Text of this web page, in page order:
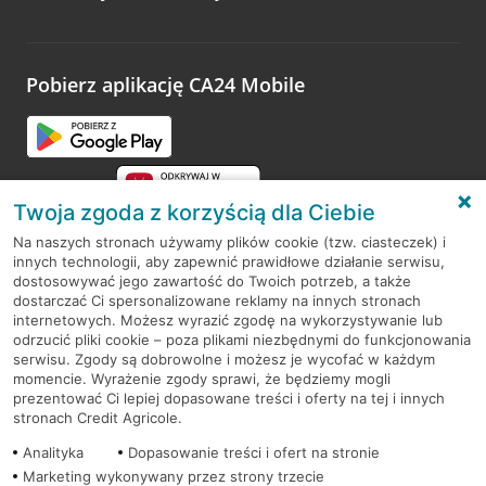
opinie.
Pobierz aplikację CA24 Mobile
RODO
Regulamin serwisu
Mapa serwisu
PolitykaCookies
Twoja zgoda z korzyścią dla Ciebie
Na naszych stronach używamy plików cookie (tzw. ciasteczek) i
innych technologii, aby zapewnić prawidłowe działanie serwisu,
dostosowywać jego zawartość do Twoich potrzeb, a także
dostarczać Ci spersonalizowane reklamy na innych stronach
internetowych. Możesz wyrazić zgodę na wykorzystywanie lub
odrzucić pliki cookie – poza plikami niezbędnymi do funkcjonowania
serwisu. Zgody są dobrowolne i możesz je wycofać w każdym
momencie. Wyrażenie zgody sprawi, że będziemy mogli
prezentować Ci lepiej dopasowane treści i oferty na tej i innych
stronach Credit Agricole.
Analityka
Dopasowanie treści i ofert na stronie
Marketing wykonywany przez strony trzecie